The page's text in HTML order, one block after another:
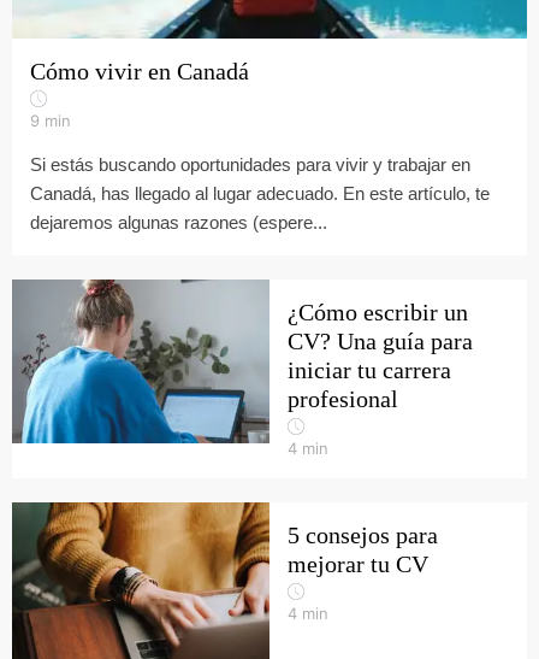
Cómo vivir en Canadá
9 min
Si estás buscando oportunidades para vivir y trabajar en
Canadá, has llegado al lugar adecuado. En este artículo, te
dejaremos algunas razones (espere...
¿Cómo escribir un
CV? Una guía para
iniciar tu carrera
profesional
4 min
5 consejos para
mejorar tu CV
4 min